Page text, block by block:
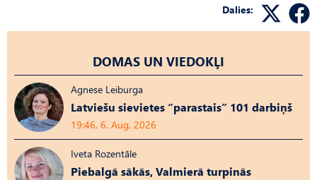
Dalies:
DOMAS UN VIEDOKĻI
Agnese Leiburga
Latviešu sievietes “parastais” 101 darbiņš
19:46, 6. Aug, 2026
Iveta Rozentāle
Piebalgā sākās, Valmierā turpinās